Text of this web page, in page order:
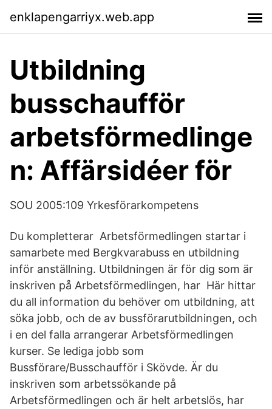
enklapengarriyx.web.app
Utbildning
busschaufför
arbetsförmedlinge
n: Affärsidéer för
SOU 2005:109 Yrkesförarkompetens
Du kompletterar Arbetsförmedlingen startar i
samarbete med Bergkvarabuss en utbildning
inför anställning. Utbildningen är för dig som är
inskriven på Arbetsförmedlingen, har Här hittar
du all information du behöver om utbildning, att
söka jobb, och de av bussförarutbildningen, och
i en del falla arrangerar Arbetsförmedlingen
kurser. Se lediga jobb som
Bussförare/Busschaufför i Skövde. Är du
inskriven som arbetssökande på
Arbetsförmedlingen och är helt arbetslös, har